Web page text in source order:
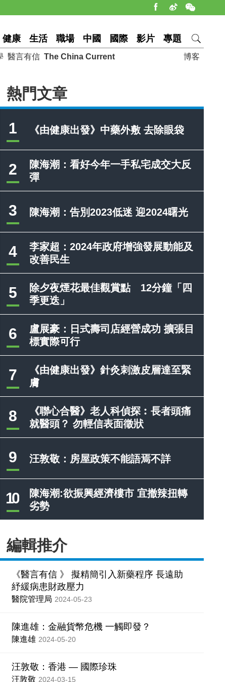
健康 生活 職場 中國 國際 影片 專題
博客
醫言有信 The China Current
熱門文章
1 《由健康出發》中藥外敷 去除眼袋
2
陳海潮：看好今年一手私宅成交大反
彈
3 陳海潮：告別2023低迷 迎2024曙光
4
李家超：2024年政府增強發展動能及
改善民生
5
除夕夜煙花最佳觀賞點 12分鐘「四
季更迭」
6
盧展豪：日式壽司店經營成功 擴張目
標實際可行
7
《由健康出發》針灸刺激皮層達至緊
膚
8
《聯心合醫》老人科偵探︰長者頭痛
就醫頭？ 勿輕信表面徵狀
9 汪敦敬：房屋政策不能語焉不詳
10
陳海潮:欲振興經濟樓市 宜撤辣扭轉
劣勢
編輯推介
《醫言有信 》 擬精簡引入新藥程序 長遠助
紓緩病患財政壓力
醫院管理局 2024-05-23
陳進雄：金融貨幣危機 一觸即發？
陳進雄 2024-05-20
汪敦敬：香港 — 國際珍珠
汪敦敬 2024-03-15